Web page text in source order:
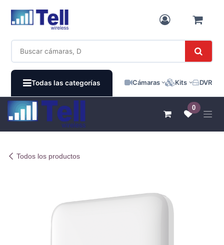
Todas las categorías Cámaras Kits DVR /
0
Todos los productos